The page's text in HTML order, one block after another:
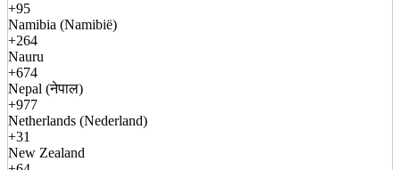
+95
Namibia (Namibië)
+264
Nauru
+674
Nepal (नेपाल)
+977
Netherlands (Nederland)
+31
New Zealand